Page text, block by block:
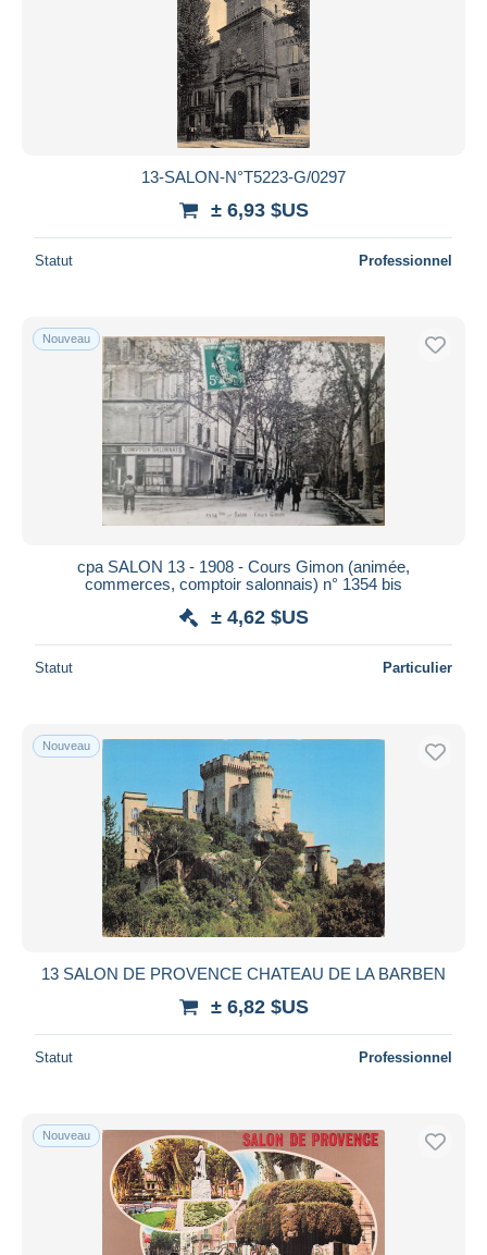
13-SALON-N°T5223-G/0297
± 6,93 $US
Statut Professionnel
Nouveau
cpa SALON 13 - 1908 - Cours Gimon (animée,
commerces, comptoir salonnais) n° 1354 bis
± 4,62 $US
Statut Particulier
Nouveau
13 SALON DE PROVENCE CHATEAU DE LA BARBEN
± 6,82 $US
Statut Professionnel
Nouveau